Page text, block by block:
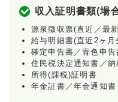
収入証明書類(場
源泉徴収票(直近／最
給与明細書(直近2ヶ月
確定申告書／青色申告
住民税決定通知書／納
所得(課税)証明書
年金証書／年金通知書